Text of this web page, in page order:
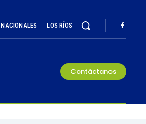
NACIONALES LOS RÍOS
Contáctanos